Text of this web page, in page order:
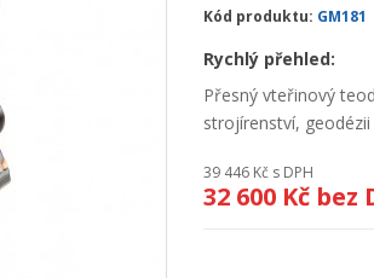
Kód produktu: GM181
Rychlý přehled:
Přesný vteřinový
strojírenství,
39 446 Kč s DPH
32 600 Kč bez